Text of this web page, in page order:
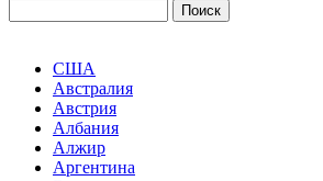
США
Австралия
Австрия
Албания
Алжир
Аргентина